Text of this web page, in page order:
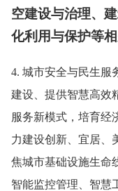
空建设与治理、
化利用与保护等相
4. 城市安全与民生服
建设、提供智慧高效
服务新模式，培育经
力建设创新、宜居、
焦城市基础设施生命
智能监控管理、智慧